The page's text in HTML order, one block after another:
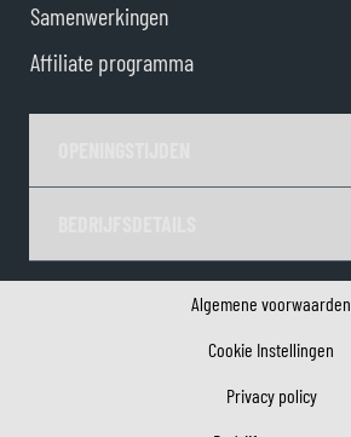
Samenwerkingen
Affiliate programma
Algemene voorwaarden
Cookie Instellingen
Privacy policy